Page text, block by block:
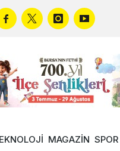
MAGAZİN SPOR